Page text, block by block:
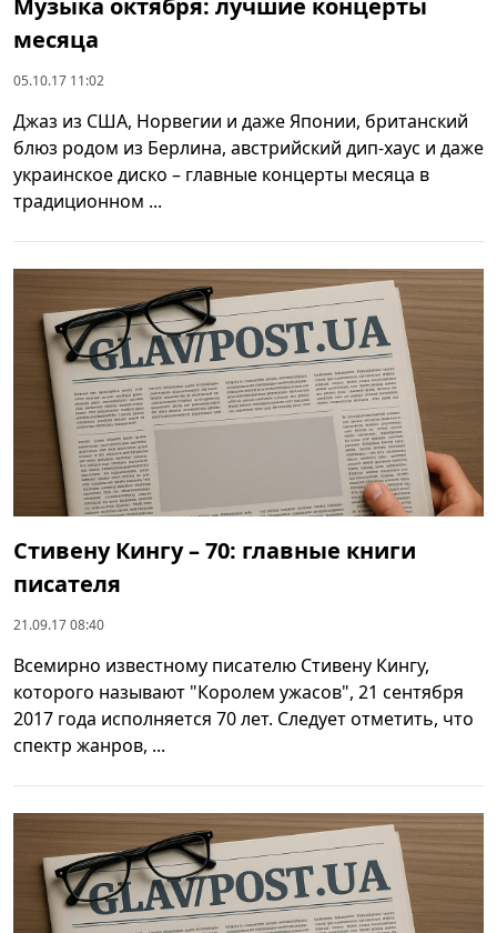
Музыка октября: лучшие концерты
месяца
05.10.17 11:02
Джаз из США, Норвегии и даже Японии, британский
блюз родом из Берлина, австрийский дип-хаус и даже
украинское диско – главные концерты месяца в
традиционном ...
Стивену Кингу – 70: главные книги
писателя
21.09.17 08:40
Всемирно известному писателю Стивену Кингу,
которого называют "Королем ужасов", 21 сентября
2017 года исполняется 70 лет. Следует отметить, что
спектр жанров, ...